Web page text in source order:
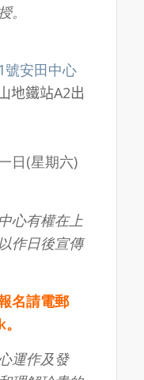
。
號安田中心
地鐵站A2出
日(星期六)
心有權在上
作日後宣傳
名請電郵
運作及發